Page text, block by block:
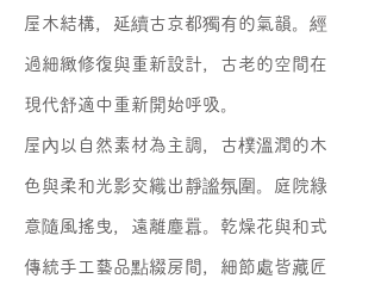
屋木結構，延續古京都獨有的氣韻。經
過細緻修復與重新設計，古老的空間在
現代舒適中重新開始呼吸。
屋內以自然素材為主調，古樸溫潤的木
色與柔和光影交織出靜謐氛圍。庭院綠
意隨風搖曳，遠離塵囂。乾燥花與和式
傳統手工藝品點綴房間，細節處皆藏匠